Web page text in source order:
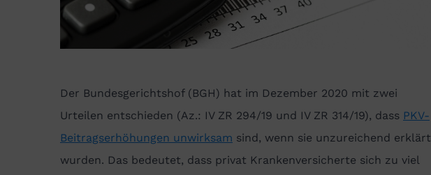
Der Bundesgerichtshof (BGH) hat im Dezember 2020 mit zwei
Urteilen entschieden (Az.: IV ZR 294/19 und IV ZR 314/19), dass PKV-
Beitragserhöhungen unwirksam sind, wenn sie unzureichend erklärt
wurden. Das bedeutet, dass privat Krankenversicherte sich zu viel